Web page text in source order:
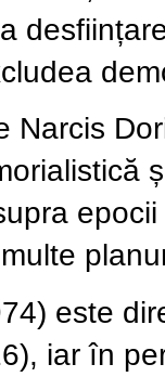
Narcis
este
iar în